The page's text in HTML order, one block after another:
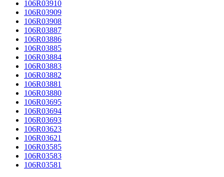
106R03910
106R03909
106R03908
106R03887
106R03886
106R03885
106R03884
106R03883
106R03882
106R03881
106R03880
106R03695
106R03694
106R03693
106R03623
106R03621
106R03585
106R03583
106R03581